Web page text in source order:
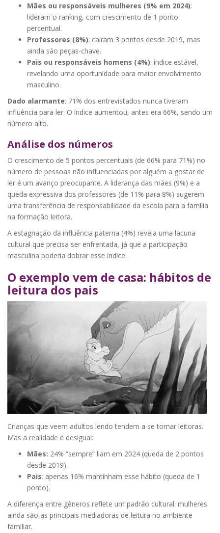
Mães ou responsáveis mulheres (9% em 2024):
lideram o ranking, com crescimento de 1 ponto
percentual.
Professores (8%): caíram 3 pontos desde 2019, mas
ainda são peças-chave.
Pais ou responsáveis homens (4%): índice estável,
revelando uma oportunidade para maior envolvimento
masculino.
Dado alarmante: 71% dos entrevistados nunca tiveram
influência para ler. O índice aumentou, antes era 66%, sendo um
número alto.
Análise dos números
O crescimento de 5 pontos percentuais (de 66% para 71%) no
número de pessoas não influenciadas por alguém a gostar de
ler é um avanço preocupante. A liderança das mães (9%) e a
queda expressiva dos professores (de 11% para 8%) sugerem
uma transferência de responsabilidade da escola para a família
na formação leitora.
A estagnação da influência paterna (4%) revela uma lacuna
cultural que precisa ser enfrentada, já que a participação
masculina poderia dobrar esse índice.
O exemplo vem de casa: hábitos de
leitura dos pais
Crianças que veem adultos lendo tendem a se tornar leitoras.
Mas a realidade é desigual:
Mães: 24% “sempre” liam em 2024 (queda de 2 pontos
desde 2019).
Pais: apenas 16% mantinham esse hábito (queda de 1
ponto).
A diferença entre gêneros reflete um padrão cultural: mulheres
ainda são as principais mediadoras de leitura no ambiente
familiar.